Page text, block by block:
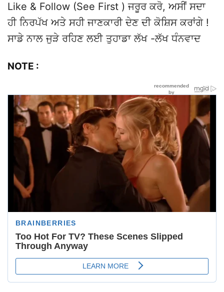
Like & Follow (See First ) ਜਰੂਰ ਕਰੋ, ਅਸੀਂ ਸਦਾ
ਹੀ ਨਿਰਪੱਖ ਅਤੇ ਸਹੀ ਜਾਣਕਾਰੀ ਦੇਣ ਦੀ ਕੋਸ਼ਿਸ ਕਰਾਂਗੇ !
ਸਾਡੇ ਨਾਲ ਜੁੜੇ ਰਹਿਣ ਲਈ ਤੁਹਾਡਾ ਲੱਖ -ਲੱਖ ਧੰਨਵਾਦ
NOTE :